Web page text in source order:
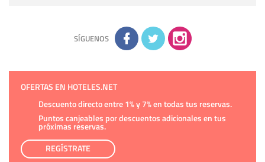
adicional y detallada sobre cómo tratamos sus datos en la
política de privacidad
SÍGUENOS
OFERTAS EN HOTELES.NET
Descuento directo entre 1% y 7% en todas tus reservas.
Puntos canjeables por descuentos adicionales en tus
próximas reservas.
REGÍSTRATE